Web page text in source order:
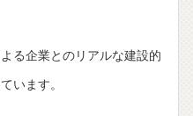
る企業とのリアルな建設的
います。